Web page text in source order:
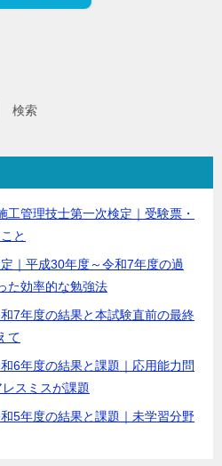
検索
工管理技士第一次検定｜受験票・
と
｜平成30年度～令和7年度の過
た効率的な勉強法
7年度の結果と本試験直前の最終
て
6年度の結果と課題｜応用能力問
スミスが課題
5年度の結果と課題｜未学習分野